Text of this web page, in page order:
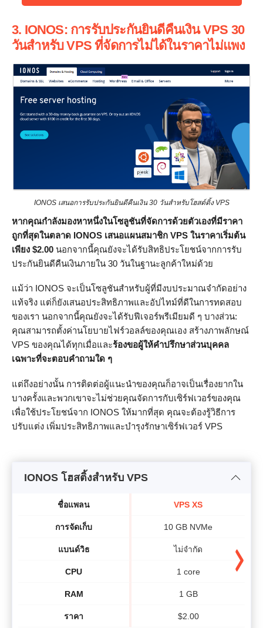
3. IONOS: การรับประกันยินดีคืนเงิน VPS 30
วันสำหรับ VPS ที่จัดการไม่ได้ในราคาไม่แพง
IONOS เสนอการรับประกันยินดีคืนเงิน 30 วันสำหรับโฮสต์ติ้ง VPS
หากคุณกำลังมองหาหนึ่งในโซลูชันที่จัดการด้วยตัวเองที่มีราคา
ถูกที่สุดในตลาด IONOS เสนอแผนสมาชิก VPS ในราคาเริ่มต้น
เพียง $2.00 นอกจากนี้คุณยังจะได้รับสิทธิประโยชน์จากการรับ
ประกันยินดีคืนเงินภายใน 30 วันในฐานะลูกค้าใหม่ด้วย
แม้ว่า IONOS จะเป็นโซลูชันสำหรับผู้ที่มีงบประมาณจำกัดอย่าง
แท้จริง แต่ก็ยังเสนอประสิทธิภาพและอัปไทม์ที่ดีในการทดสอบ
ของเรา นอกจากนี้คุณยังจะได้รับฟีเจอร์พรีเมียมดี ๆ บางส่วน:
คุณสามารถตั้งค่านโยบายไฟร์วอลล์ของคุณเอง สร้างภาพลักษณ์
VPS ของคุณได้ทุกเมื่อและร้องขอผู้ให้คำปรึกษาส่วนบุคคล
เฉพาะที่จะตอบคำถามใด ๆ
แต่ถึงอย่างนั้น การติดต่อผู้แนะนำของคุณก็อาจเป็นเรื่องยากใน
บางครั้งและพวกเขาจะไม่ช่วยคุณจัดการกับเซิร์ฟเวอร์ของคุณ
เพื่อใช้ประโยชน์จาก IONOS ให้มากที่สุด คุณจะต้องรู้วิธีการ
ปรับแต่ง เพิ่มประสิทธิภาพและบำรุงรักษาเซิร์ฟเวอร์ VPS
IONOS โฮสติ้งสำหรับ VPS
ชื่อแพลน
การจัดเก็บ
แบนด์วิธ​
CPU
RAM
ราคา
VPS XS
10 GB NVMe
ไม่จำกัด
1 core
1 GB
$2.00